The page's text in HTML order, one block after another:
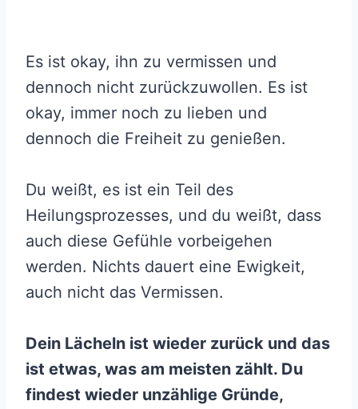
Es ist okay, ihn zu vermissen und
dennoch nicht zurückzuwollen. Es ist
okay, immer noch zu lieben und
dennoch die Freiheit zu genießen.
Du weißt, es ist ein Teil des
Heilungsprozesses, und du weißt, dass
auch diese Gefühle vorbeigehen
werden. Nichts dauert eine Ewigkeit,
auch nicht das Vermissen.
Dein Lächeln ist wieder zurück und das
ist etwas, was am meisten zählt. Du
findest wieder unzählige Gründe,